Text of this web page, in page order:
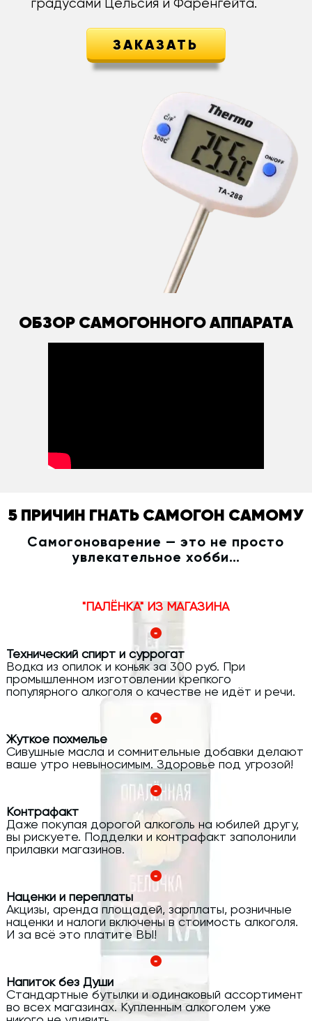
градусами Цельсия и Фаренгейта.
ЗАКАЗАТЬ
ОБЗОР САМОГОННОГО АППАРАТА
5 ПРИЧИН ГНАТЬ САМОГОН САМОМУ
Самогоноварение — это не просто
увлекательное хобби…
"ПАЛЁНКА" ИЗ МАГАЗИНА
Технический спирт и суррогат
Водка из опилок и коньяк за 300 руб. При
промышленном изготовлении крепкого
популярного алкоголя о качестве не идёт и речи.
Жуткое похмелье
Сивушные масла и сомнительные добавки делают
ваше утро невыносимым. Здоровье под угрозой!
Контрафакт
Даже покупая дорогой алкоголь на юбилей другу,
вы рискуете. Подделки и контрафакт заполонили
прилавки магазинов.
Наценки и переплаты
Акцизы, аренда площадей, зарплаты, розничные
наценки и налоги включены в стоимость алкоголя.
И за всё это платите ВЫ!
Напиток без Души
Стандартные бутылки и одинаковый ассортимент
во всех магазинах. Купленным алкоголем уже